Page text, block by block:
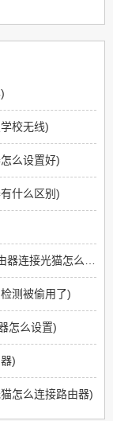
校无线)
么设置好)
什么区别)
测被偷用了)
怎么设置)
)
怎么连接路由器)